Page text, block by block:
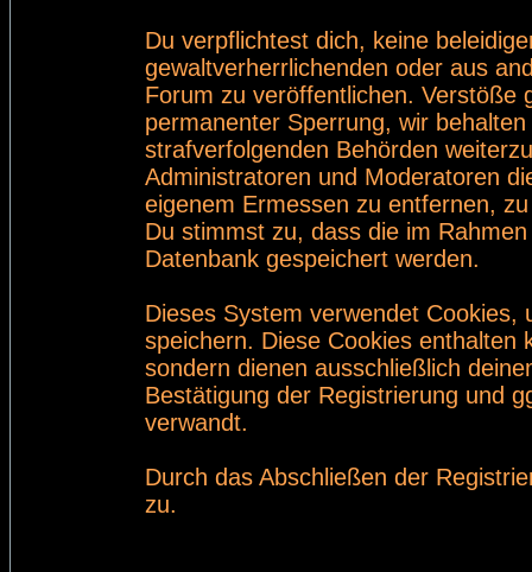
Du verpflichtest dich, keine
gewaltverherrlichenden oder aus
Forum zu veröffentlichen. Verstöße
permanenter Sperrung, wir
strafverfolgenden Behörden
Administratoren und Moderatoren
eigenem Ermessen zu entfernen,
Du stimmst zu, dass die im
Datenbank gespeichert werden.
Dieses System verwendet
speichern. Diese Cookies enthalten
sondern dienen ausschließlich
Bestätigung der Registrierung und
verwandt.
Durch das Abschließen der
zu.